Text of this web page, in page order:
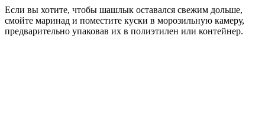
Если вы хотите, чтобы шашлык оставался свежим дольше,
смойте маринад и поместите куски в морозильную камеру,
предварительно упаковав их в полиэтилен или контейнер.